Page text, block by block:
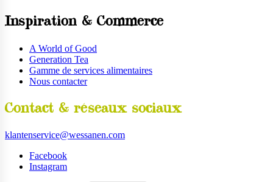
Inspiration & Commerce
A World of Good
Generation Tea
Gamme de services alimentaires
Nous contacter
Contact & réseaux sociaux
klantenservice@wessanen.com
Facebook
Instagram